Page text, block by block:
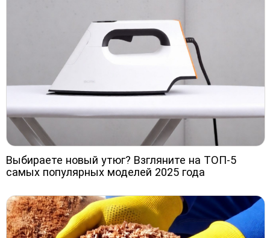
Выбираете новый утюг? Взгляните на ТОП-5
самых популярных моделей 2025 года